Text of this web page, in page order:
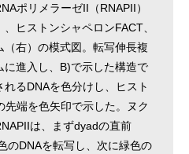
ポリメラーゼII（RNAPII）
ヒストンシャペロンFACT、
（右）の模式図。転写伸長複
に進入し、B)で示した構造で
るDNAを色分けし、ヒスト
先端を色矢印で示した。ヌク
は、まずdyadの直前
のDNAを転写し、次に緑色の